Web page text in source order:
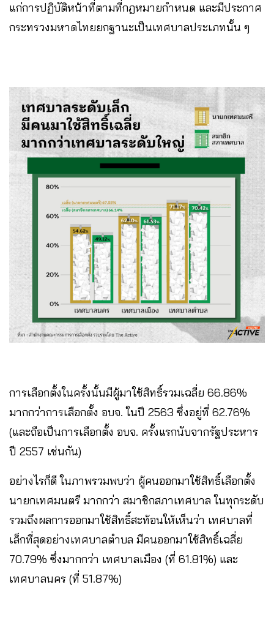
แก่การปฏิบัติหน้าที่ตามที่กฎหมายกำหนด และมีประกาศ
กระทรวงมหาดไทยยกฐานะเป็นเทศบาลประเภทนั้น ๆ
การเลือกตั้งในครั้งนั้นมีผู้มาใช้สิทธิ์รวมเฉลี่ย 66.86%
มากกว่าการเลือกตั้ง อบจ. ในปี 2563 ซึ่งอยู่ที่ 62.76%
(และถือเป็นการเลือกตั้ง อบจ. ครั้งแรกนับจากรัฐประหาร
ปี 2557 เช่นกัน)
อย่างไรก็ดี ในภาพรวมพบว่า ผู้คนออกมาใช้สิทธิ์เลือกตั้ง
นายกเทศมนตรี มากกว่า สมาชิกสภาเทศบาล ในทุกระดับ
รวมถึงผลการออกมาใช้สิทธิ์สะท้อนให้เห็นว่า เทศบาลที่
เล็กที่สุดอย่างเทศบาลตำบล มีคนออกมาใช้สิทธิ์เฉลี่ย
70.79% ซึ่งมากกว่า เทศบาลเมือง (ที่ 61.81%) และ
เทศบาลนคร (ที่ 51.87%)